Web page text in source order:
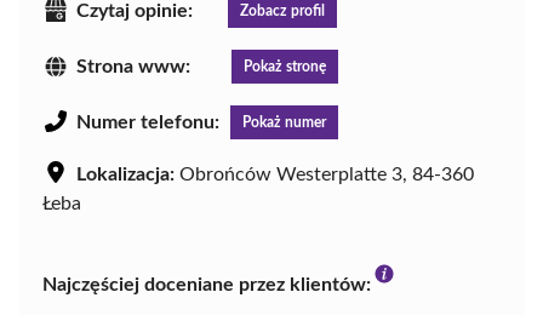
Czytaj opinie: Zobacz profil
Strona www: Pokaż stronę
Numer telefonu: Pokaż numer
Lokalizacja: Obrońców Westerplatte 3, 84-360
Łeba
Najczęściej doceniane przez klientów: